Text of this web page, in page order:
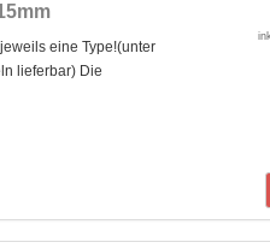
eine Type!(unter
lieferbar) Die